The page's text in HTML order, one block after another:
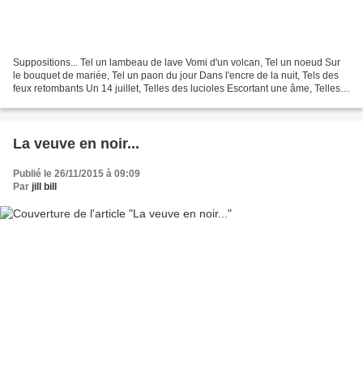
Suppositions... Tel un lambeau de lave Vomi d'un volcan, Tel un noeud Sur
le bouquet de mariée, Tel un paon du jour Dans l'encre de la nuit, Tels des
feux retombants Un 14 juillet, Telles des lucioles Escortant une âme, Telles
La veuve en noir...
Publié le 26/11/2015 à 09:09
Par jill bill